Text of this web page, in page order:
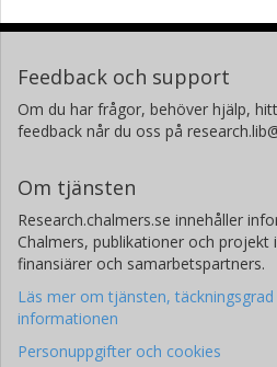
Feedback och support
Om du har frågor, behöver hjälp,
feedback når du oss på
Om tjänsten
Research.chalmers.se innehåller
Chalmers, publikationer och
finansiärer och samarbetspartners.
Läs mer om tjänsten,
informationen
Personuppgifter och cookies